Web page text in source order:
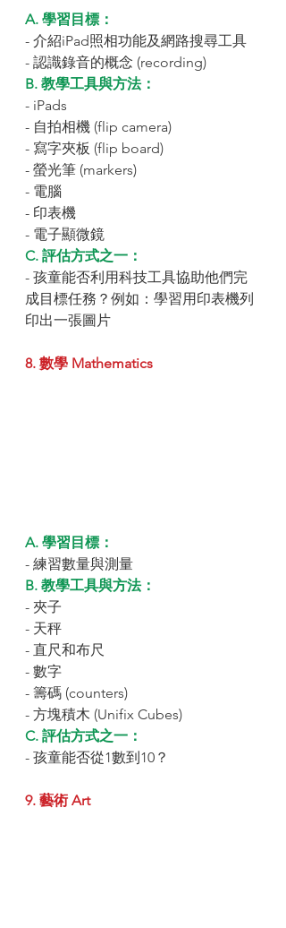
A. 學習目標：
- 介紹iPad照相功能及網路搜尋工具
- 認識錄音的概念 (recording)
B. 教學工具與方法：
- iPads
- 自拍相機 (flip camera)
- 寫字夾板 (flip board)
- 螢光筆 (markers)
- 電腦
- 印表機
- 電子顯微鏡
C. 評估方式之一：
- 孩童能否利用科技工具協助他們完
成目標任務？例如：學習用印表機列
印出一張圖片
8. 數學 Mathematics
A. 學習目標：
- 練習數量與測量
B. 教學工具與方法：
- 夾子
- 天秤
- 直尺和布尺
- 數字
- 籌碼 (counters)
- 方塊積木 (Unifix Cubes)
C. 評估方式之一：
- 孩童能否從1數到10？
9. 藝術 Art